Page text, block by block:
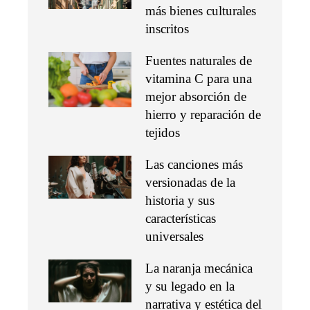
más bienes culturales
inscritos
Fuentes naturales de
vitamina C para una
mejor absorción de
hierro y reparación de
tejidos
Las canciones más
versionadas de la
historia y sus
características
universales
La naranja mecánica
y su legado en la
narrativa y estética del